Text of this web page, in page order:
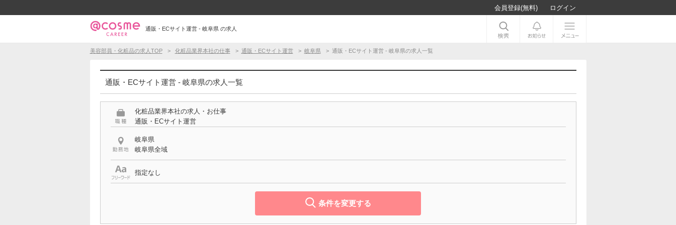
会員登録(無料) ログイン
通販・ECサイト運営 - 岐阜県 の求人
美容部員・化粧品の求人TOP 化粧品業界本社の仕事 通販・ECサイト運営 岐阜県 通販・ECサイト運営 - 岐阜県の求人一覧
通販・ECサイト運営 - 岐阜県の求人一覧
化粧品業界本社の求人・お仕事
通販・ECサイト運営
岐阜県
岐阜県全域
指定なし
条件を変更する